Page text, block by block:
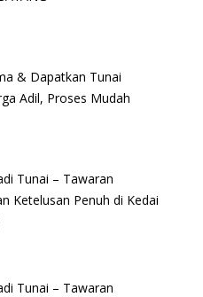
& Dapatkan Tunai
Adil, Proses Mudah
Tunai – Tawaran
Ketelusan Penuh di Kedai
Tunai – Tawaran